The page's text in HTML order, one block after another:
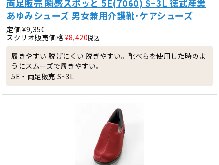
両足販売 瞬感スポッと 5E(7060) S~3L 徳武産業
あゆみシューズ 男女兼用介護靴･ケアシューズ
定価 ¥9,350
スクリオ販売価格 ¥8,420税込
履きやすい 脱げにくい 脱ぎやすい。靴べらを使用した時のよ
うにスムーズで履きやすい。
5E・両足販売 S~3L